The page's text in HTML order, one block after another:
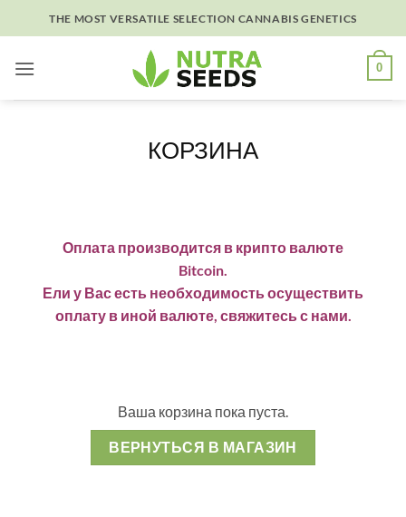
to
THE MOST VERSATILE SELECTION CANNABIS GENETICS
0
КОРЗИНА
Оплата производится в крипто валюте
Bitcoin.
Ели у Вас есть необходимость осуществить
оплату в иной валюте, свяжитесь с нами.
Ваша корзина пока пуста.
ВЕРНУТЬСЯ В МАГАЗИН